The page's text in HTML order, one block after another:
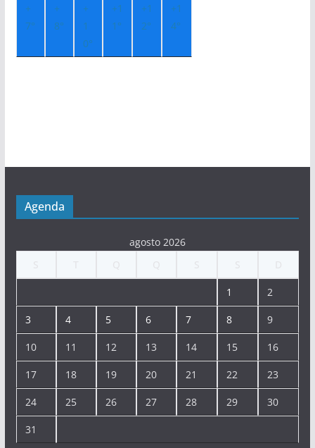
+
7°
+
8°
+
1
0°
+1
1°
+1
2°
+1
4°
Agenda
agosto 2026
1 2
3 4 5 6 7 8 9
10 11 12 13 14 15 16
17 18 19 20 21 22 23
24 25 26 27 28 29 30
31